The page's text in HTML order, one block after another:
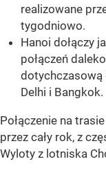
realizowane
tygodniowo.
Hanoi dołączy
połączeń
dotychczasową
Delhi i Bangkok.
Połączenie na
przez cały rok, z
Wyloty z lotniska